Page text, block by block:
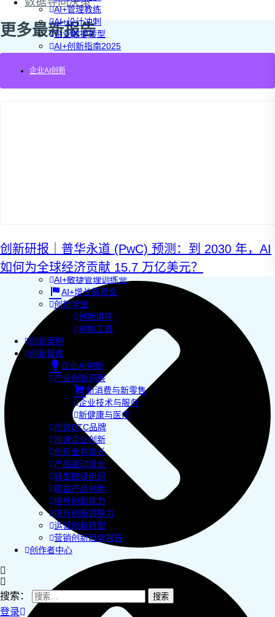
AI+管理教练
AI+设计冲刺
企业敏捷转型
AI+创新指南2025
AI+销售增长工作坊
AI+增长黑客训练营
AI+设计思维训练营
AI+敏捷管理训练营
AI+增长集思会
创新学堂
创新讲座
创新工具
创新案例
创新智库
企业AI创新
产业创新洞察
新消费与新零售
企业技术与服务
新健康与医疗
创造DTC品牌
加速企业创新
创新业务增长
产品驱动增长
转型敏捷组织
精益产品创新
培养创新能力
提升创新领导力
运营创新转型
营销创新趋势报告
创作者中心
搜索：
登录
更多最新报告
企业AI创新
创新研报｜普华永道 (PwC) 预测：到 2030 年，AI
如何为全球经济贡献 15.7 万亿美元？